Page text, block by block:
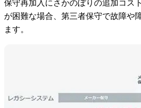
保守再加入にさかのぼりの追加コス
が困難な場合、第三者保守で故障や
ます。